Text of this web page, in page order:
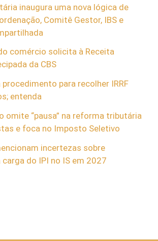
inaugura uma nova lógica de
Comitê Gestor, IBS e
comércio solicita à Receita
da CBS
para recolher IRRF
entenda
omite “pausa” na reforma tributária
e foca no Imposto Seletivo
incertezas sobre
do IPI no IS em 2027